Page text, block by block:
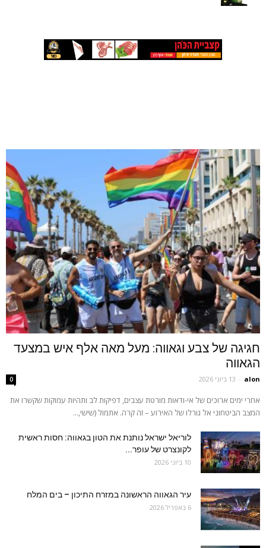
חגיגה של צבע וגאווה: מעל מאה אלף איש במצעד
הגאווה
alon
- 13 ביוני 2026 0
אחרי ימים ארוכים של אי-ודאות מורטת עצבים, דפיקות לב ותהיות עמוקות שקשרו את
המצב הביטחוני אל גורלו של האירוע – זה קרה. אתמול (שישי,...
לוריאל ישראל נותנת את הטון בגאווה: חסות ראשית
לקונצרט של עופר...
10 ביוני 2026
עיר הגאווה הראשונה במזרח התיכון – בים המלח
6 באפריל 2026